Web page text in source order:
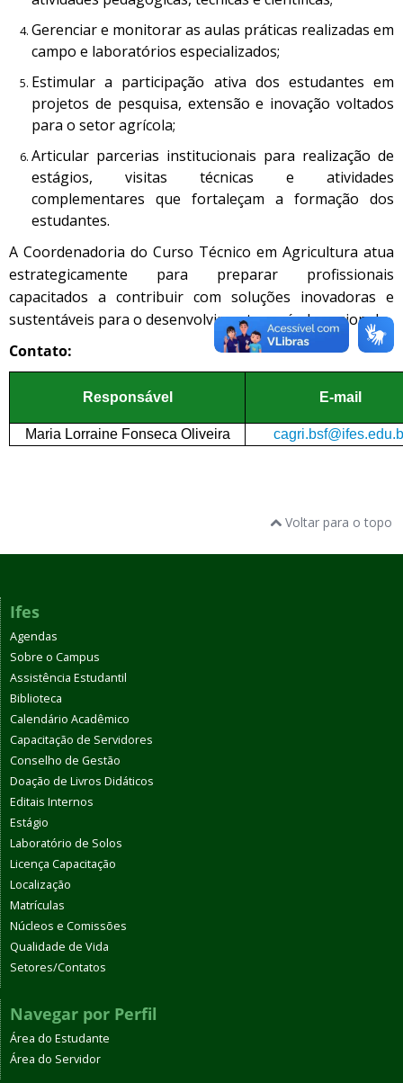
Gerenciar e monitorar as aulas práticas realizadas em
campo e laboratórios especializados;
Estimular a participação ativa dos estudantes em
projetos de pesquisa, extensão e inovação voltados
para o setor agrícola;
Articular parcerias institucionais para realização de
estágios, visitas técnicas e atividades
complementares que fortaleçam a formação dos
estudantes.
A Coordenadoria do Curso Técnico em Agricultura atua
estrategicamente para preparar profissionais
capacitados a contribuir com soluções inovadoras e
sustentáveis para o desenvolvimento agrícola regional.
Contato:
Responsável E-mail
Maria Lorraine Fonseca Oliveira
Voltar para o topo
Ifes
Agendas
Sobre o Campus
Assistência Estudantil
Biblioteca
Calendário Acadêmico
Capacitação de Servidores
Conselho de Gestão
Doação de Livros Didáticos
Editais Internos
Estágio
Laboratório de Solos
Licença Capacitação
Localização
Matrículas
Núcleos e Comissões
Qualidade de Vida
Setores/Contatos
Navegar por Perfil
Área do Estudante
Área do Servidor